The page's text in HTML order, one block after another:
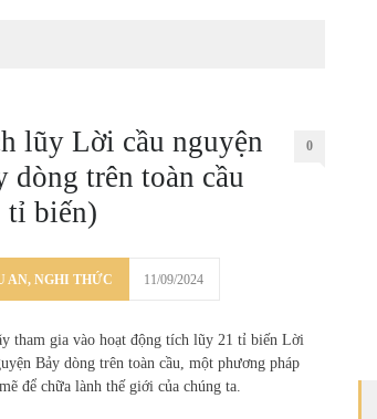
lũy Lời cầu nguyện
dòng trên toàn cầu
tỉ biến)
0
AN, NGHI THỨC 11/09/2024
tham gia vào hoạt động tích lũy 21 tỉ biến Lời
Bảy dòng trên toàn cầu, một phương pháp
để chữa lành thế giới của chúng ta.